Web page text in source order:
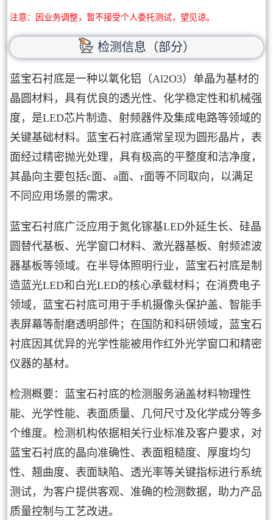
注意：因业务调整，暂不接受个人委托测试，望见谅。
检测信息（部分）
蓝宝石衬底是一种以氧化铝（Al2O3）单晶为基材的
晶圆材料，具有优良的透光性、化学稳定性和机械强
度，是LED芯片制造、射频器件及集成电路等领域的
关键基础材料。蓝宝石衬底通常呈现为圆形晶片，表
面经过精密抛光处理，具有极高的平整度和洁净度，
其晶向主要包括c面、a面、r面等不同取向，以满足
不同应用场景的需求。
蓝宝石衬底广泛应用于氮化镓基LED外延生长、硅晶
圆替代基板、光学窗口材料、激光器基板、射频滤波
器基板等领域。在半导体照明行业，蓝宝石衬底是制
造蓝光LED和白光LED的核心承载材料；在消费电子
领域，蓝宝石衬底可用于手机摄像头保护盖、智能手
表屏幕等耐磨透明部件；在国防和科研领域，蓝宝石
衬底因其优异的光学性能被用作红外光学窗口和精密
仪器的基材。
检测概要：蓝宝石衬底的检测服务涵盖材料物理性
能、光学性能、表面质量、几何尺寸及化学成分等多
个维度。检测机构依据相关行业标准及客户要求，对
蓝宝石衬底的晶向准确性、表面粗糙度、厚度均匀
性、翘曲度、表面缺陷、透光率等关键指标进行系统
测试，为客户提供客观、准确的检测数据，助力产品
质量控制与工艺改进。